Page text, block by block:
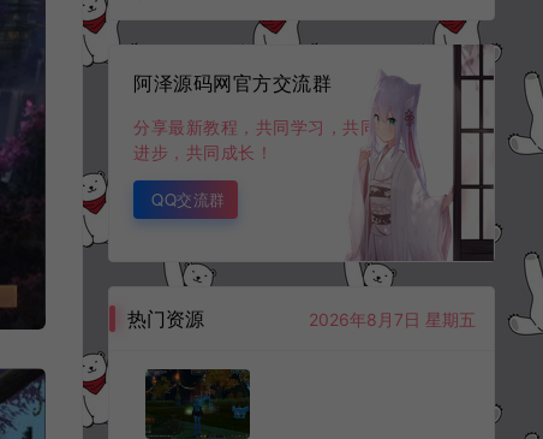
K授权后台+安卓苹果双端+详细搭建
阿泽源码网官方交流群
分享最新教程，共同学习，共同
进步，共同成长！
QQ交流群
热门资源 2026年8月7日 星期五